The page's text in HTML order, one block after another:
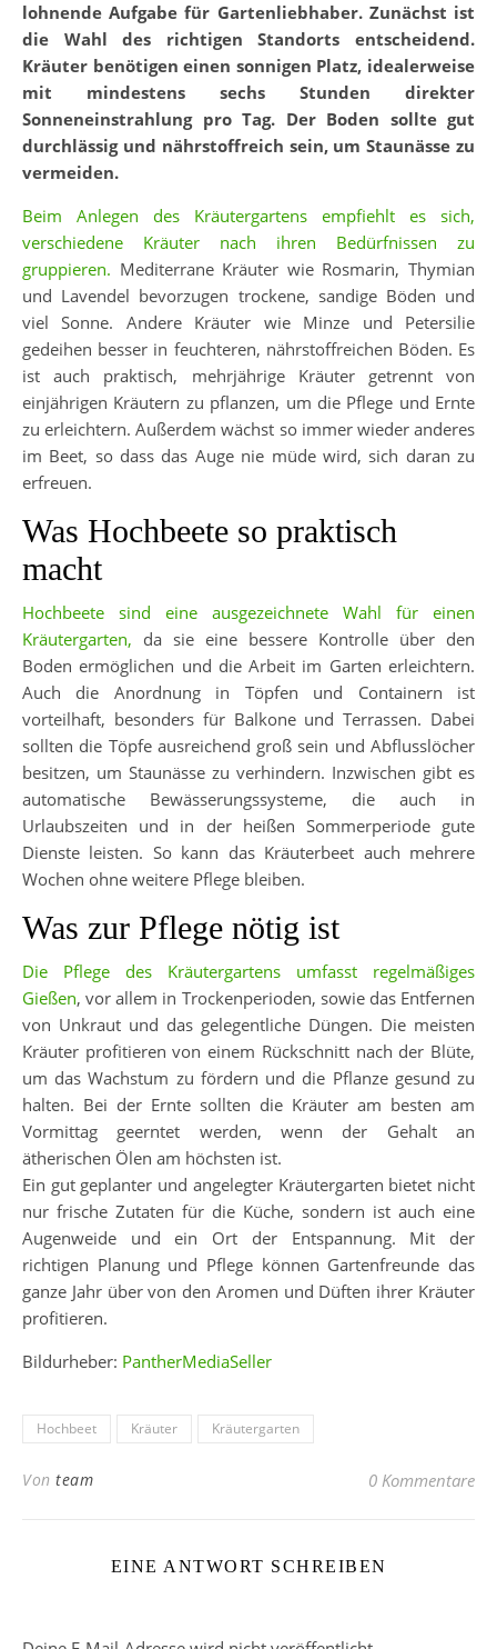
lohnende Aufgabe für Gartenliebhaber. Zunächst ist
die Wahl des richtigen Standorts entscheidend.
Kräuter benötigen einen sonnigen Platz, idealerweise
mit mindestens sechs Stunden direkter
Sonneneinstrahlung pro Tag. Der Boden sollte gut
durchlässig und nährstoffreich sein, um Staunässe zu
vermeiden.
Beim Anlegen des Kräutergartens empfiehlt es sich,
verschiedene Kräuter nach ihren Bedürfnissen zu
gruppieren. Mediterrane Kräuter wie Rosmarin, Thymian
und Lavendel bevorzugen trockene, sandige Böden und
viel Sonne. Andere Kräuter wie Minze und Petersilie
gedeihen besser in feuchteren, nährstoffreichen Böden. Es
ist auch praktisch, mehrjährige Kräuter getrennt von
einjährigen Kräutern zu pflanzen, um die Pflege und Ernte
zu erleichtern. Außerdem wächst so immer wieder anderes
im Beet, so dass das Auge nie müde wird, sich daran zu
erfreuen.
Was Hochbeete so praktisch
macht
Hochbeete sind eine ausgezeichnete Wahl für einen
Kräutergarten, da sie eine bessere Kontrolle über den
Boden ermöglichen und die Arbeit im Garten erleichtern.
Auch die Anordnung in Töpfen und Containern ist
vorteilhaft, besonders für Balkone und Terrassen. Dabei
sollten die Töpfe ausreichend groß sein und Abflusslöcher
besitzen, um Staunässe zu verhindern. Inzwischen gibt es
automatische Bewässerungssysteme, die auch in
Urlaubszeiten und in der heißen Sommerperiode gute
Dienste leisten. So kann das Kräuterbeet auch mehrere
Wochen ohne weitere Pflege bleiben.
Was zur Pflege nötig ist
Die Pflege des Kräutergartens umfasst regelmäßiges
Gießen, vor allem in Trockenperioden, sowie das Entfernen
von Unkraut und das gelegentliche Düngen. Die meisten
Kräuter profitieren von einem Rückschnitt nach der Blüte,
um das Wachstum zu fördern und die Pflanze gesund zu
halten. Bei der Ernte sollten die Kräuter am besten am
Vormittag geerntet werden, wenn der Gehalt an
ätherischen Ölen am höchsten ist.
Ein gut geplanter und angelegter Kräutergarten bietet nicht
nur frische Zutaten für die Küche, sondern ist auch eine
Augenweide und ein Ort der Entspannung. Mit der
richtigen Planung und Pflege können Gartenfreunde das
ganze Jahr über von den Aromen und Düften ihrer Kräuter
profitieren.
Bildurheber: PantherMediaSeller
Hochbeet Kräuter Kräutergarten
Von team 0 Kommentare
EINE ANTWORT SCHREIBEN